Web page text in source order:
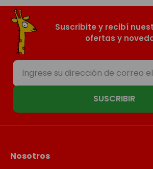
Suscribite y recibí
ofertas y
SUSCRIBIR
Nosotros